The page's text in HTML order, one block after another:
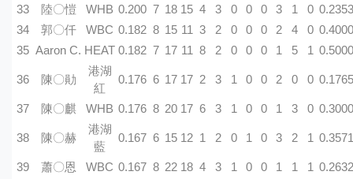
33 陸〇愷 WHB 0.200 7 18 15 4 3 0 0 0 3 1 0 0.2353
34
郭〇仟 WBC 0.182 8 15 11 3 2 0 0 0 2 4 0 0.4000
35 Aaron C. HEAT 0.182 7 17 11 8 2 0 0 0 1 5 1 0.5000
36 陳〇勛
港湖
紅
0.176 6 17 17 2 3 1 0 0 2 0 0 0.1765
37 陳〇麒 WHB 0.176 8 20 17 6 3 1 0 0 1 3 0 0.3000
38 陳〇赫
港湖
藍
0.167 6 15 12 1 2 0 1 0 3 2 1 0.3571
39 蕭〇恩 WBC 0.167 8 22 18 4 3 1 0 0 1 1 1 0.2632